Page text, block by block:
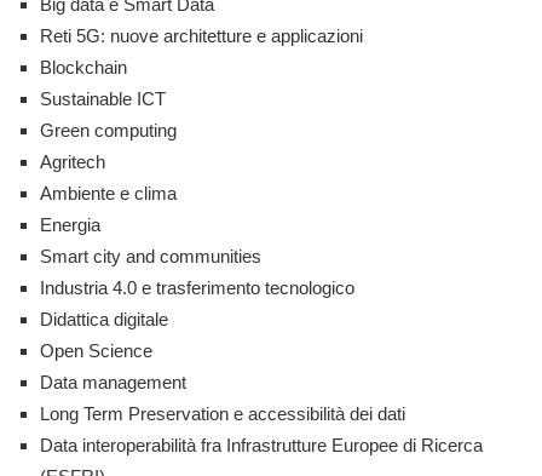
Big data e Smart Data
Reti 5G: nuove architetture e applicazioni
Blockchain
Sustainable ICT
Green computing
Agritech
Ambiente e clima
Energia
Smart city and communities
Industria 4.0 e trasferimento tecnologico
Didattica digitale
Open Science
Data management
Long Term Preservation e accessibilità dei dati
Data interoperabilità fra Infrastrutture Europee di Ricerca